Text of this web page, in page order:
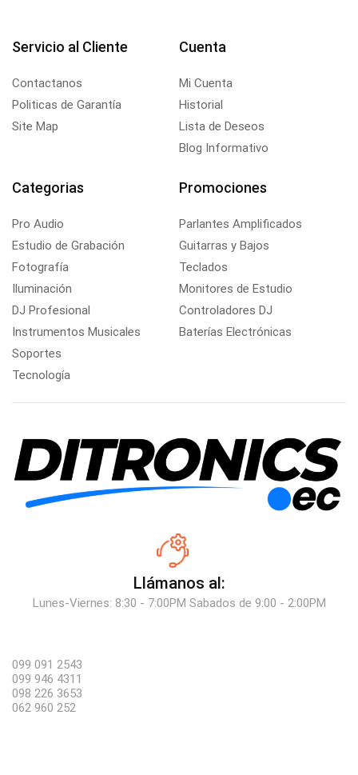
Servicio al Cliente
Contactanos
Politicas de Garantía
Site Map
Cuenta
Mi Cuenta
Historial
Lista de Deseos
Blog Informativo
Categorias
Pro Audio
Estudio de Grabación
Fotografía
Iluminación
DJ Profesional
Instrumentos Musicales
Soportes
Tecnología
Promociones
Parlantes Amplificados
Guitarras y Bajos
Teclados
Monitores de Estudio
Controladores DJ
Baterías Electrónicas
Llámanos al:
Lunes-Viernes: 8:30 - 7:00PM Sabados de 9:00 - 2:00PM
099 091 2543
099 946 4311
098 226 3653
062 960 252